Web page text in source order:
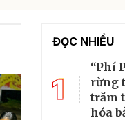
ĐỌC NHIỀU
1
“Phí
rừng
trăm
hóa